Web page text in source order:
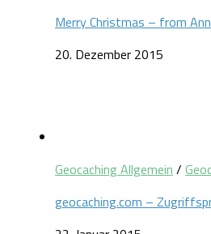
Merry Christmas – from
20. Dezember 2015
Geocaching Allgemein /
geocaching.com –